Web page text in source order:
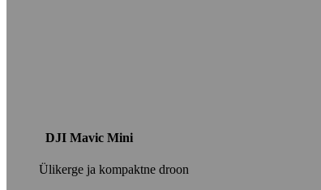
DJI Mavic Mini
Ülikerge ja kompaktne droon